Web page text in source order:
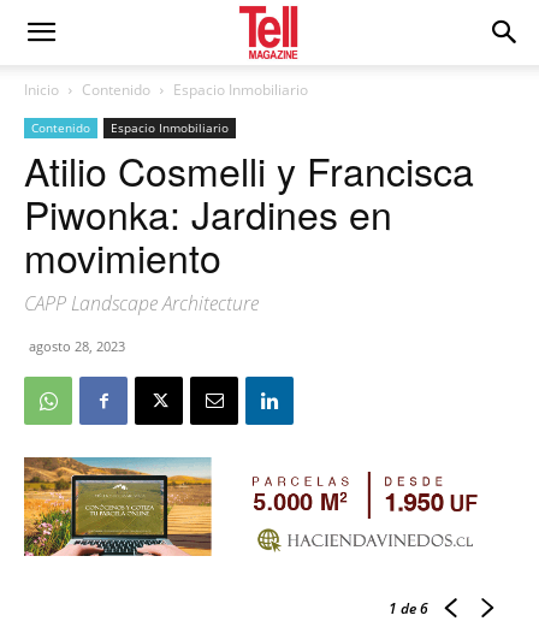
Inicio Contenido Espacio Inmobiliario
Contenido Espacio Inmobiliario
Atilio Cosmelli y Francisca
Piwonka: Jardines en
movimiento
CAPP Landscape Architecture
agosto 28, 2023
1 de 6